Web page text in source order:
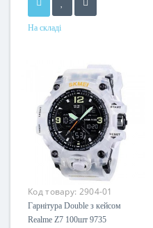
На складі
Код товару: 2904-01
Гарнітура Double з кейсом
Realme Z7 100шт 9735